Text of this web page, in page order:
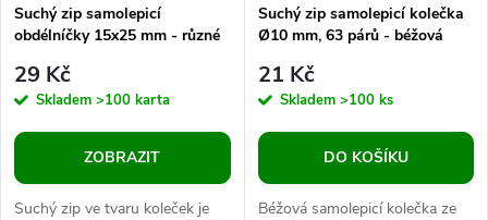
Suchý zip samolepicí
obdélníčky 15x25 mm - různé
29 Kč
Skladem >100 karta
ZOBRAZIT
Suchý zip ve tvaru koleček je
Suchý zip samolepicí kolečka
Ø10 mm, 63 párů - béžová
21 Kč
Skladem >100 ks
DO KOŠÍKU
Béžová samolepicí kolečka ze